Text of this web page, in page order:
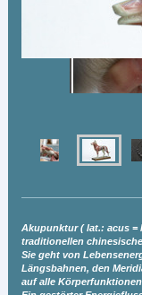
Akupunktur ( lat.: acus =
traditionellen
Sie geht von
Längsbahnen, den
auf alle